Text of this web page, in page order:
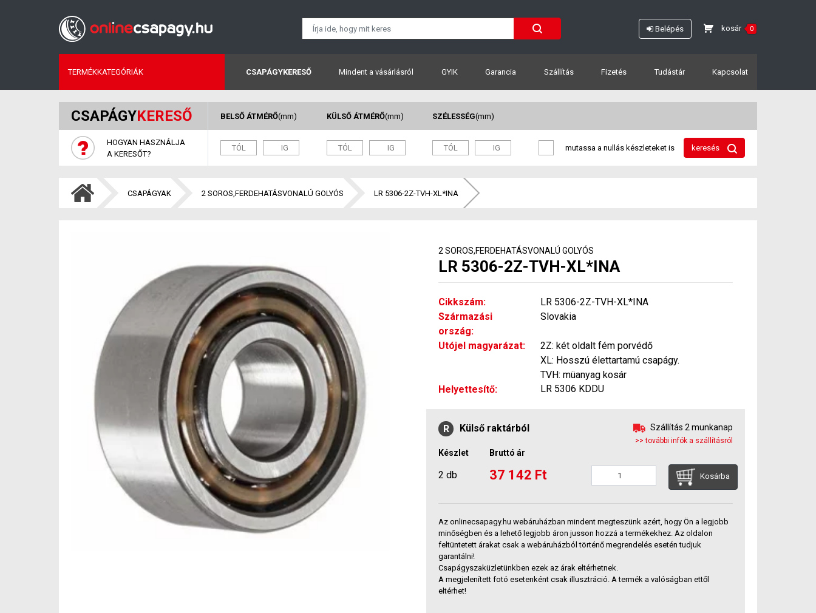
Belépés kosár 0
TERMÉKKATEGÓRIÁK CSAPÁGYKERESŐ Mindent a vásárlásról GYIK Garancia Szállítás Fizetés Tudástár Kapcsolat
CSAPÁGYKERESŐ
HOGYAN HASZNÁLJA
A KERESŐT?
BELSŐ ÁTMÉRŐ(mm) KÜLSŐ ÁTMÉRŐ(mm) SZÉLESSÉG(mm)
mutassa a nullás készleteket is keresés
CSAPÁGYAK 2 SOROS,FERDEHATÁSVONALÚ GOLYÓS LR 5306-2Z-TVH-XL*INA
2 SOROS,FERDEHATÁSVONALÚ GOLYÓS
LR 5306-2Z-TVH-XL*INA
Cikkszám:
LR 5306-2Z-TVH-XL*INA
Származási
ország:
Slovakia
Utójel magyarázat:
2Z: két oldalt fém porvédő
XL: Hosszú élettartamú csapágy.
TVH: müanyag kosár
Helyettesítő:
LR 5306 KDDU
R Külső raktárból Szállítás 2 munkanap
>> további infók a szállításról
Készlet Bruttó ár
2 db 37 142 Ft Kosárba
Az onlinecsapagy.hu webáruházban mindent megteszünk azért, hogy Ön a legjobb
minőségben és a lehető legjobb áron jusson hozzá a termékekhez. Az oldalon
feltüntetett árakat csak a webáruházból történő megrendelés esetén tudjuk
garantálni!
Csapágyszaküzletünkben ezek az árak eltérhetnek.
A megjelenített fotó esetenként csak illusztráció. A termék a valóságban ettől
eltérhet!